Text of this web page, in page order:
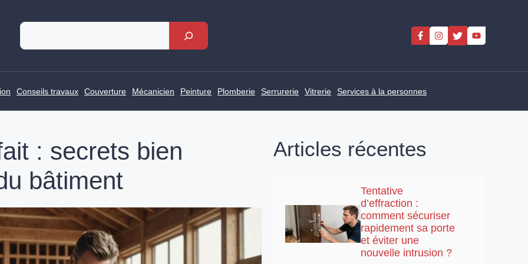
Rechercher
Conseils travaux Couverture Mécanicien Peinture Plomberie Serrurerie Vitrerie Services à la personnes
: secrets bien
bâtiment
Articles récentes
Tentative
d’effraction :
comment sécuriser
rapidement sa porte
et éviter une
nouvelle intrusion ?